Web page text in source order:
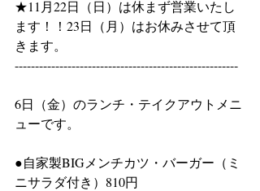
★11月22日（日）は休まず営業いたし
ます！！23日（月）はお休みさせて頂
きます。
-------------------------------------------------------
6日（金）のランチ・テイクアウトメニ
ューです。
●自家製BIGメンチカツ・バーガー（ミ
ニサラダ付き）810円